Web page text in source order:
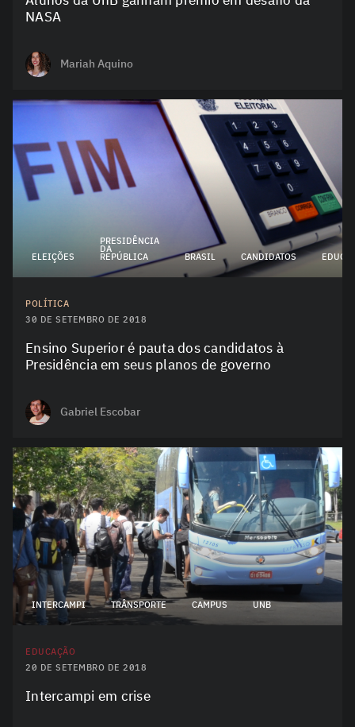
NASA
Mariah Aquino
ELEIÇÕES
PRESIDÊNCIA
DA
REPÚBLICA
BRASIL CANDIDATOS
POLÍTICA
30 DE SETEMBRO DE 2018
Ensino Superior é pauta dos candidatos à
Presidência em seus planos de governo
Gabriel Escobar
INTERCAMPI TRÂNSPORTE CAMPUS UNB
EDUCAÇÃO
20 DE SETEMBRO DE 2018
Intercampi em crise